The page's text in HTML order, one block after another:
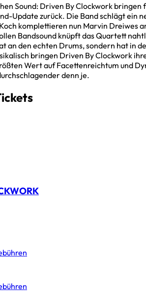
Sound: Driven By Clockwork
Update zurück. Die Band schlägt ein
komplettieren nun Marvin Dreiwes
Bandsound knüpft das Quartett
an den echten Drums, sondern hat in
bringen Driven By Clockwork
Wert auf Facettenreichtum und
denn je.